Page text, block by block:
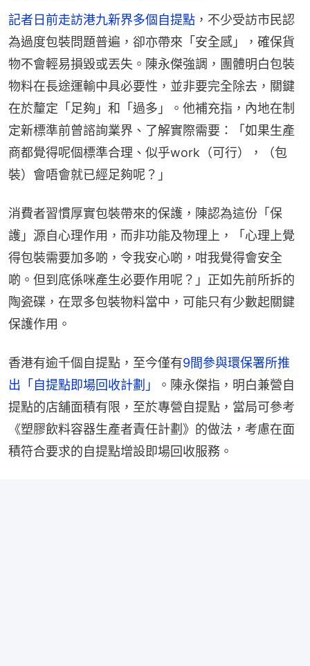
記者日前走訪港九新界多個自提點 ，不少受訪市民認
為過度包裝問題普遍，卻亦帶來「安全感」，確保貨
物不會輕易損毀或丟失。陳永傑強調，團體明白包裝
物料在長途運輸中具必要性，並非要完全除去，關鍵
在於釐定「足夠」和「過多」。他補充指，內地在制
定新標準前曾諮詢業界、了解實際需要：「如果生產
商都覺得呢個標準合理、似乎work（可行），（包
裝）會唔會就已經足夠呢？」
消費者習慣厚實包裝帶來的保護，陳認為這份「保
護」源自心理作用，而非功能及物理上，「心理上覺
得包裝需要加多啲，令我安心啲，咁我覺得會安全
啲。但到底係咪產生必要作用呢？」正如先前所拆的
陶瓷碟，在眾多包裝物料當中，可能只有少數起關鍵
保護作用。
香港有逾千個自提點，至今僅有9間參與環保署所推
出「自提點即場回收計劃」
。陳永傑指，明白兼營自
提點的店舖面積有限，至於專營自提點，當局可參考
《塑膠飲料容器生產者責任計劃》的做法，考慮在面
積符合要求的自提點增設即場回收服務。